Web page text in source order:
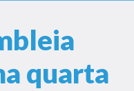
quarta